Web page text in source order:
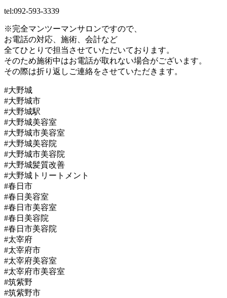
tel:092-593-3339
※完全マンツーマンサロンですので、
お電話の対応、施術、会計など
全てひとりで担当させていただいております。
そのため施術中はお電話が取れない場合がございます。
その際は折り返しご連絡をさせていただきます。
#大野城
#大野城市
#大野城駅
#大野城美容室
#大野城市美容室
#大野城美容院
#大野城市美容院
#大野城髪質改善
#大野城トリートメント
#春日市
#春日美容室
#春日市美容室
#春日美容院
#春日市美容院
#太宰府
#太宰府市
#太宰府美容室
#太宰府市美容室
#筑紫野
#筑紫野市